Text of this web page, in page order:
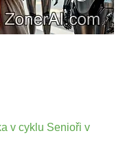
v cyklu Senioři v